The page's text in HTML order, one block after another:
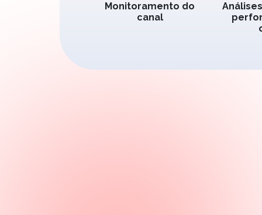
Monitoramento do
canal